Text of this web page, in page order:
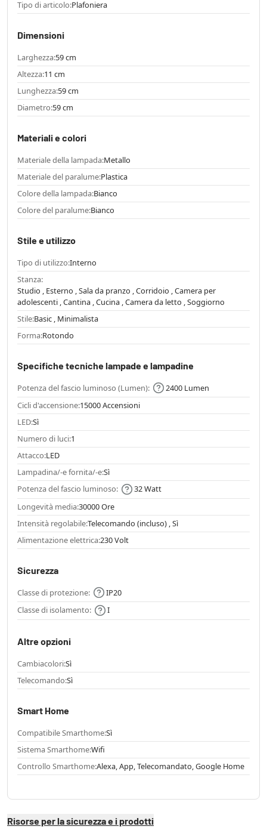
Tipo di articolo:Plafoniera
Dimensioni
Larghezza:59 cm
Altezza:11 cm
Lunghezza:59 cm
Diametro:59 cm
Materiali e colori
Materiale della lampada:Metallo
Materiale del paralume:Plastica
Colore della lampada:Bianco
Colore del paralume:Bianco
Stile e utilizzo
Tipo di utilizzo:Interno
Stanza:
Studio , Esterno , Sala da pranzo , Corridoio , Camera per
adolescenti , Cantina , Cucina , Camera da letto , Soggiorno
Stile:Basic , Minimalista
Forma:Rotondo
Specifiche tecniche lampade e lampadine
Potenza del fascio luminoso (Lumen):
2400 Lumen
Cicli d'accensione:15000 Accensioni
LED:Sì
Numero di luci:1
Attacco:LED
Lampadina/-e fornita/-e:Sì
Potenza del fascio luminoso:
32 Watt
Longevità media:30000 Ore
Intensità regolabile:Telecomando (incluso) , Sì
Alimentazione elettrica:230 Volt
Sicurezza
Classe di protezione:
IP20
Classe di isolamento:
I
Altre opzioni
Cambiacolori:Sì
Telecomando:Sì
Smart Home
Compatibile Smarthome:Sì
Sistema Smarthome:Wifi
Controllo Smarthome:Alexa, App, Telecomandato, Google Home
Risorse per la sicurezza e i prodotti